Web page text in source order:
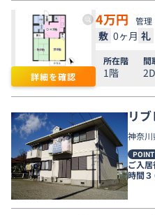
詳細を確認
4万円 管理
敷 0ヶ月 礼
所在階
1階
間
リ
神奈川
POINT
ご入居
時間３
電話受